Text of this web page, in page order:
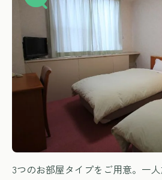
3つのお部屋タイプをご用意。一